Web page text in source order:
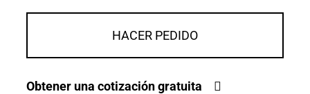
HACER PEDIDO
Obtener una cotización gratuita